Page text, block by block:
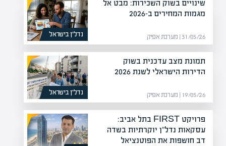
נדל”ן בישראל
שינויים בשוק השכירות: מבט אל
מגמות המחירים ב-2026
31/05/26 | מערכת אפיק
נדל”ן בישראל
תמונת מצב עדכנית בשוק
הדירות הישראלי לשנת 2026
19/05/26 | מערכת אפיק
פרויקט FIRST בתל אביב:
עסקאות נדל"ן יוקרתיות בשדה
דב חושפות את הפוטנציאל